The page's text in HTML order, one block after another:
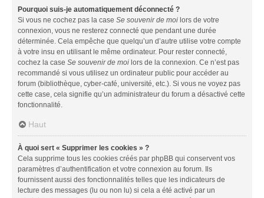
Pourquoi suis-je automatiquement déconnecté ?
Si vous ne cochez pas la case Se souvenir de moi lors de votre
connexion, vous ne resterez connecté que pendant une durée
déterminée. Cela empêche que quelqu’un d’autre utilise votre compte
à votre insu en utilisant le même ordinateur. Pour rester connecté,
cochez la case Se souvenir de moi lors de la connexion. Ce n’est pas
recommandé si vous utilisez un ordinateur public pour accéder au
forum (bibliothèque, cyber-café, université, etc.). Si vous ne voyez pas
cette case, cela signifie qu’un administrateur du forum a désactivé cette
fonctionnalité.
Haut
À quoi sert « Supprimer les cookies » ?
Cela supprime tous les cookies créés par phpBB qui conservent vos
paramètres d’authentification et votre connexion au forum. Ils
fournissent aussi des fonctionnalités telles que les indicateurs de
lecture des messages (lu ou non lu) si cela a été activé par un